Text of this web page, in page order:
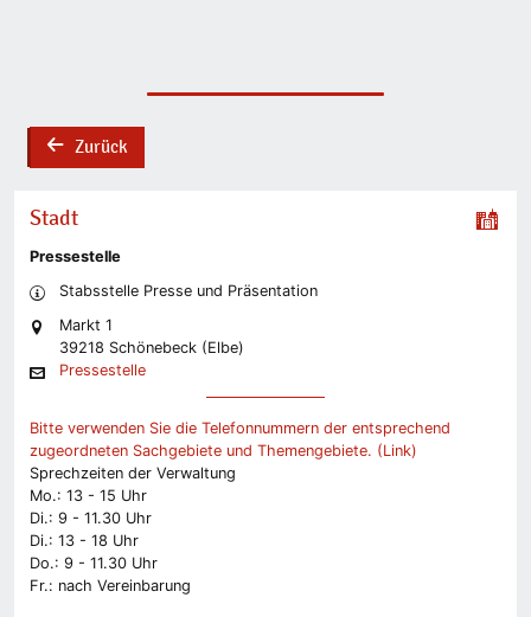
backZurück
Stadt
Pressestelle
Stabsstelle Presse und Präsentation
Markt 1
39218 Schönebeck (Elbe)
Pressestelle
Bitte verwenden Sie die Telefonnummern der entsprechend
zugeordneten Sachgebiete und Themengebiete. (Link)
Sprechzeiten der Verwaltung
Mo.: 13 - 15 Uhr
Di.: 9 - 11.30 Uhr
Di.: 13 - 18 Uhr
Do.: 9 - 11.30 Uhr
Fr.: nach Vereinbarung